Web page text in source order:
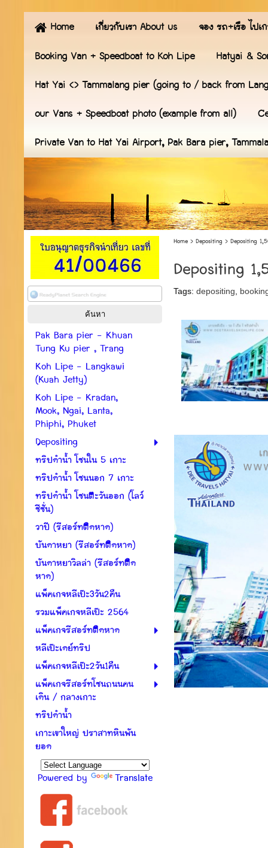
Home เกี่ยวกับเรา About us
จอง รถ+เรือ ไปเ
Booking Van + Speedboat to Koh Lipe
Hatyai &
Hat Yai <> Tammalang pier (going to / back from
our Vans + Speedboat photo (example from all)
Private Van to Hat Yai Airport, Pak Bara pier,
Pak Bara pier - Khuan
Tung Ku pier , Trang
Koh Lipe - Langkawi
(Kuah Jetty)
Koh Lipe - Kradan,
Mook, Ngai, Lanta,
Phiphi, Phuket
Depositing
ทริปดำน้ำ โซนใน 5 เกาะ
ทริปดำน้ำ โซนนอก 7 เกาะ
ทริปดำน้ำ โซนตะวันออก (โลว์
ซีซั่น)
วาปี (รีสอร์ทติดหาด)
บันดาหยา (รีสอร์ทติดหาด)
บันดาหยาวิลล่า (รีสอร์ทติด
หาด)
แพ็คเกจหลีเป๊ะ3วัน2คืน
รวมแพ็คเกจหลีเป๊ะ 2564
แพ็คเกจรีสอร์ทติดหาด
หลีเป๊ะเดย์ทริป
แพ็คเกจหลีเป๊ะ2วัน1คืน
แพ็คเกจรีสอร์ทโซนถนนคน
เดิน / กลางเกาะ
ทริปดำน้ำ
เกาะเขาใหญ่ ปราสาทหินพัน
ยอด
Powered by
Translate
Home> Depositing > Depositing
Depositing
Tags:depositing